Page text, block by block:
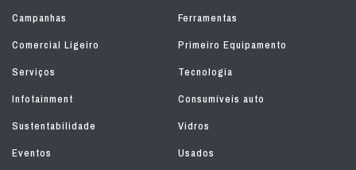
Campanhas
Ferramentas
Comercial Ligeiro
Primeiro Equipamento
Serviços
Tecnologia
Infotainment
Consumíveis auto
Sustentabilidade
Vidros
Eventos
Usados